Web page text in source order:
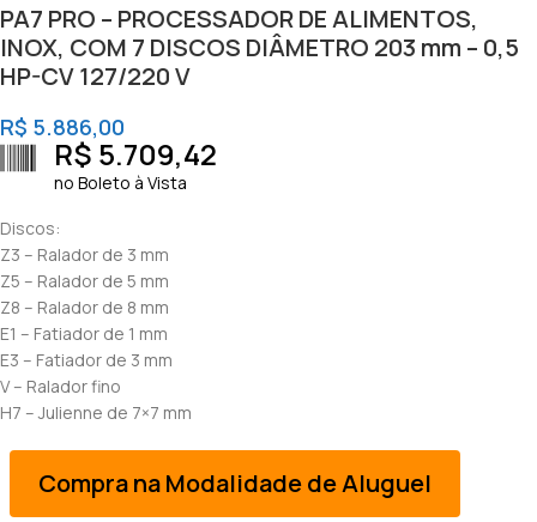
PA7 PRO – PROCESSADOR DE ALIMENTOS,
INOX, COM 7 DISCOS DIÂMETRO 203 mm – 0,5
HP-CV 127/220 V
R$ 5.886,00
R$ 5.709,42
no Boleto à Vista
Discos:
Z3 – Ralador de 3 mm
Z5 – Ralador de 5 mm
Z8 – Ralador de 8 mm
E1 – Fatiador de 1 mm
E3 – Fatiador de 3 mm
V – Ralador fino
H7 – Julienne de 7×7 mm
Compra na Modalidade de Aluguel